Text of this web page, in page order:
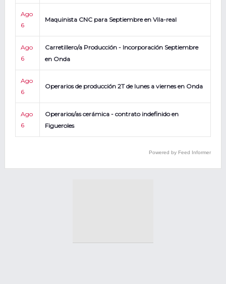
Ago
6
Maquinista CNC para Septiembre en Vila-real
Ago
6
Carretillero/a Producción - Incorporación Septiembre
en Onda
Ago
6
Operarios de producción 2T de lunes a viernes en Onda
Ago
6
Operarios/as cerámica - contrato indefinido en
Figueroles
Powered by Feed Informer